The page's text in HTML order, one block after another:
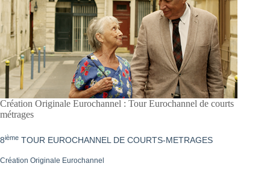
Création Originale Eurochannel : Tour Eurochannel de courts
métrages
8ième TOUR EUROCHANNEL DE COURTS-METRAGES
Création Originale Eurochannel